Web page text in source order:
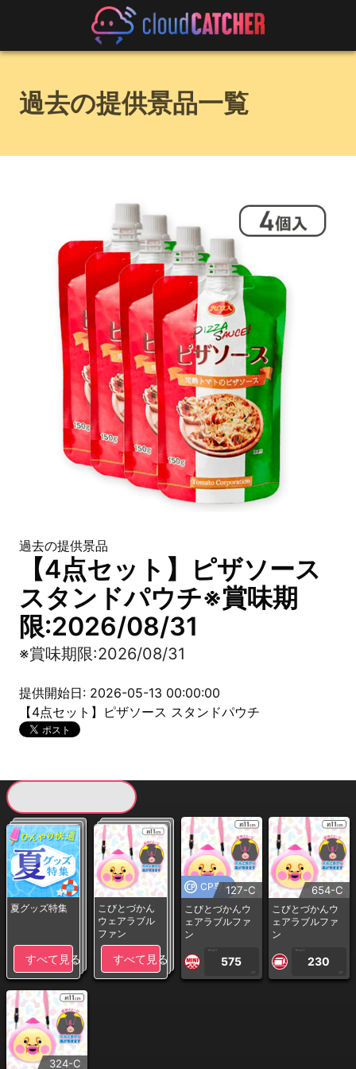
過去の提供景品一覧
過去の提供景品
【4点セット】ピザソース
スタンドパウチ※賞味期
限:2026/08/31
※賞味期限:2026/08/31
提供開始日: 2026-05-13 00:00:00
【4点セット】ピザソース スタンドパウチ
夏グッズ特集
すべて見る
こびとづかん
ウェアラブル
ファン
すべて見る
CP専用127-C
こびとづかんウ
ェアラブルファ
ン
1PLAY
575
CP
654-C
こびとづかんウ
ェアラブルファ
ン
1PLAY
230
CP
324-C